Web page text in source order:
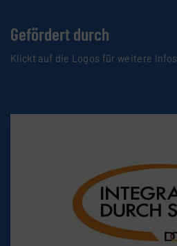
Gefördert durch
Klickt auf die Logos für weitere Infos